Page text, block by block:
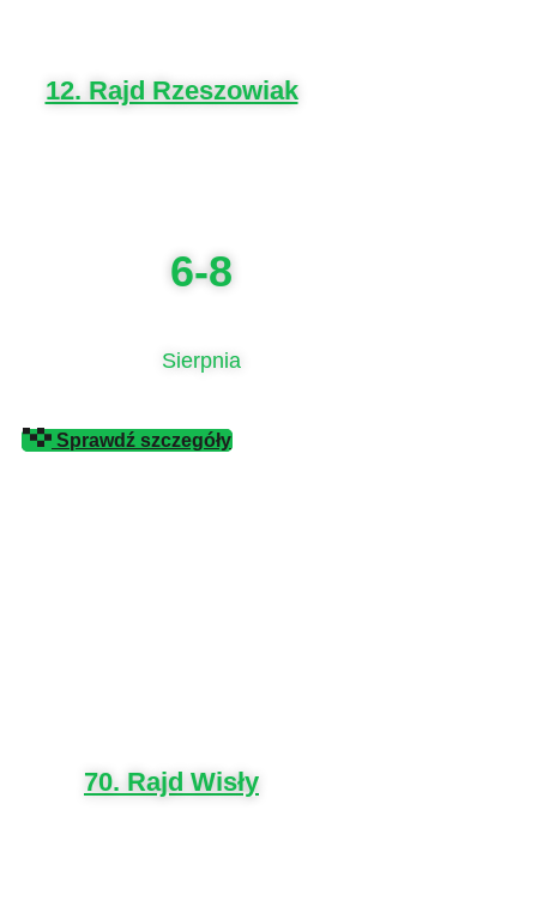
12. Rajd Rzeszowiak
6-8
Sierpnia
Sprawdź szczegóły
70. Rajd Wisły